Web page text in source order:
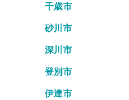
千歳市
砂川市
深川市
登別市
伊達市